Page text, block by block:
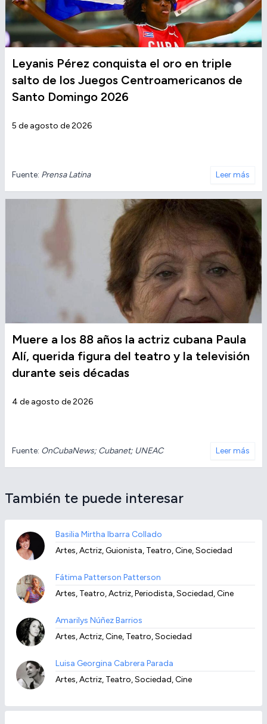
Leyanis Pérez conquista el oro en triple
salto de los Juegos Centroamericanos de
Santo Domingo 2026
5 de agosto de 2026
Fuente: Prensa Latina Leer más
Muere a los 88 años la actriz cubana Paula
Alí, querida figura del teatro y la televisión
durante seis décadas
4 de agosto de 2026
Fuente: OnCubaNews; Cubanet; UNEAC Leer más
También te puede interesar
Basilia Mirtha Ibarra Collado
Artes, Actriz, Guionista, Teatro, Cine, Sociedad
Fátima Patterson Patterson
Artes, Teatro, Actriz, Periodista, Sociedad, Cine
Amarilys Núñez Barrios
Artes, Actriz, Cine, Teatro, Sociedad
Luisa Georgina Cabrera Parada
Artes, Actriz, Teatro, Sociedad, Cine